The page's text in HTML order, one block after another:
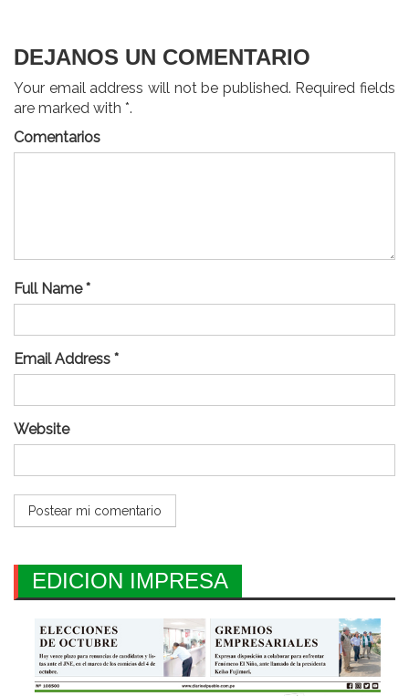
DEJANOS UN COMENTARIO
Your email address will not be published. Required fields
are marked with *.
Comentarios
Full Name *
Email Address *
Website
EDICION IMPRESA